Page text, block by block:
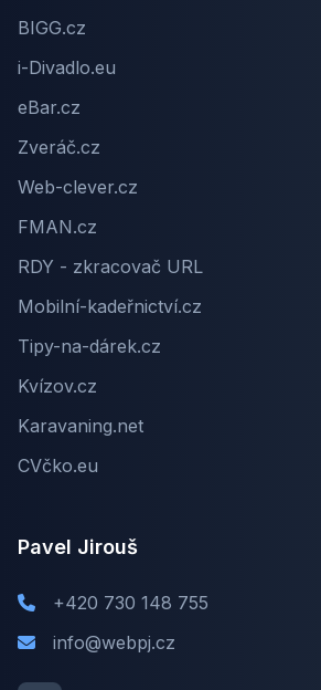
BIGG.cz
i-Divadlo.eu
eBar.cz
Zveráč.cz
Web-clever.cz
FMAN.cz
RDY - zkracovač URL
Mobilní-kadeřnictví.cz
Tipy-na-dárek.cz
Kvízov.cz
Karavaning.net
CVčko.eu
Pavel Jirouš
+420 730 148 755
info@webpj.cz